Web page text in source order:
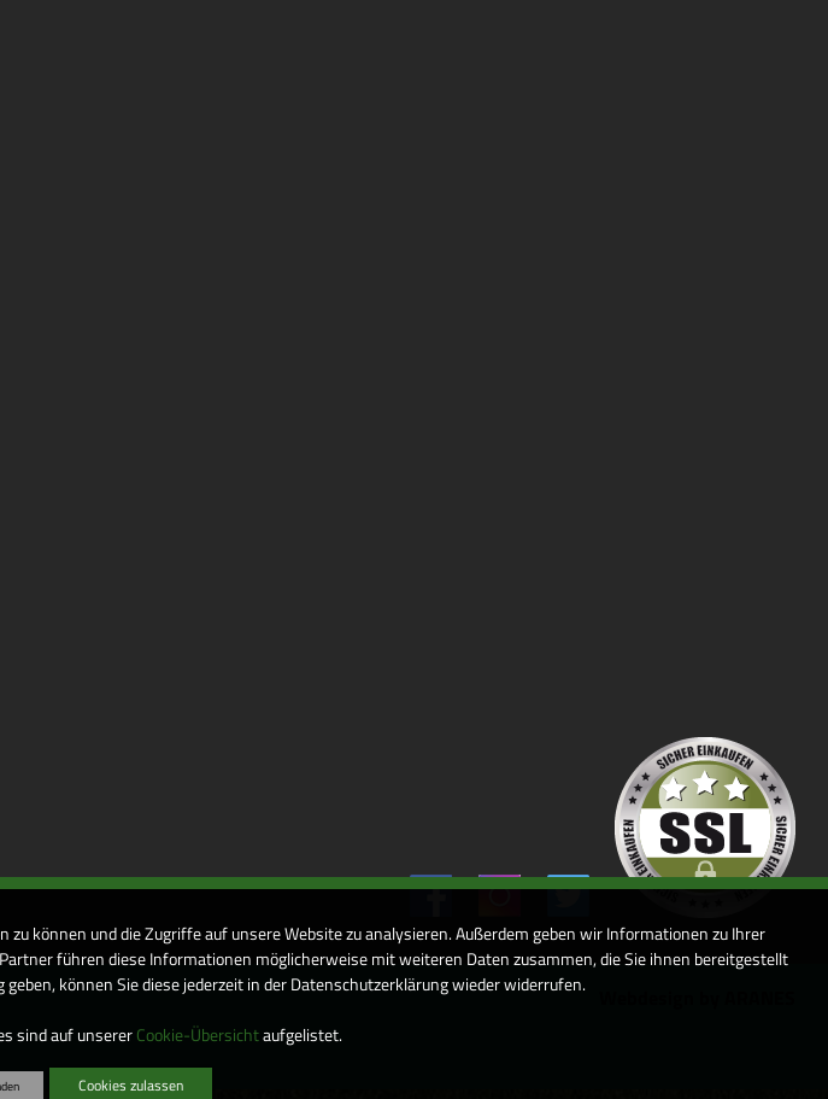
können und die Zugriffe auf unsere Website zu analysieren. Außerdem geben wir Informationen zu Ihrer
führen diese Informationen möglicherweise mit weiteren Daten zusammen, die Sie ihnen bereitgestellt
können Sie diese jederzeit in der Datenschutzerklärung wieder widerrufen.
sind auf unsererCookie-Übersichtaufgelistet.
Cookies zulassen